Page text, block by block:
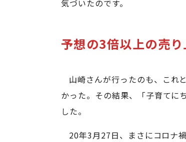
気づいたのです。
予想の3倍以上の売
山崎さんが行ったのも、これ
かった。その結果、「子育てに
した。
20年3月27日、まさにコロナ